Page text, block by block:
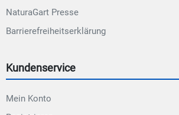
NaturaGart Presse
Barrierefreiheitserklärung
Kundenservice
Mein Konto